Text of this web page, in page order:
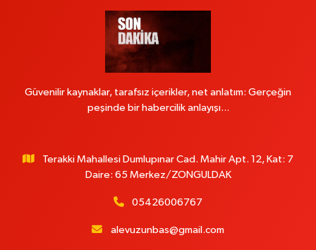
Güvenilir kaynaklar, tarafsız içerikler, net anlatım: Gerçeğin
peşinde bir habercilik anlayışı...
Terakki Mahallesi Dumlupınar Cad. Mahir Apt. 12, Kat: 7
Daire: 65 Merkez/ZONGULDAK
05426006767
alevuzunbas@gmail.com